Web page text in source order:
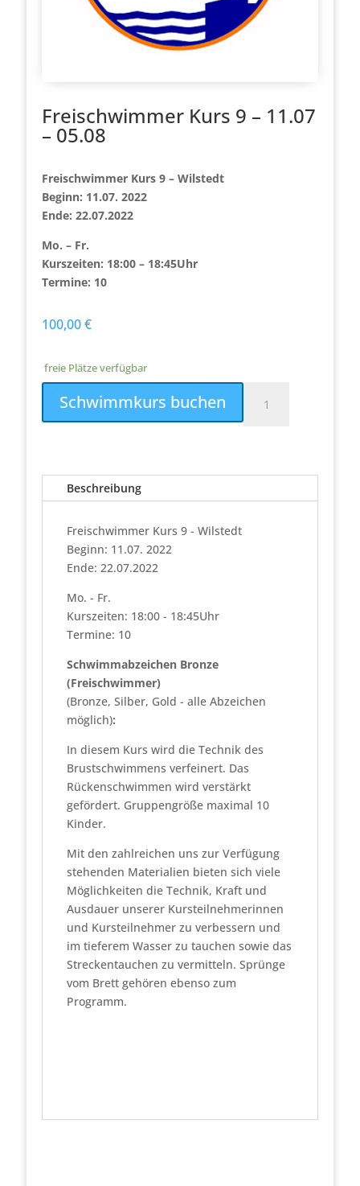
Freischwimmer Kurs 9 – 11.07
– 05.08
Freischwimmer Kurs 9 – Wilstedt
Beginn: 11.07. 2022
Ende: 22.07.2022
Mo. – Fr.
Kurszeiten: 18:00 – 18:45Uhr
Termine: 10
100,00€
freie Plätze verfügbar
Kurs
05.08
Schwimmkurs buchen
Beschreibung
Freischwimmer Kurs 9 - Wilstedt
Beginn: 11.07. 2022
Ende: 22.07.2022
Mo. - Fr.
Kurszeiten: 18:00 - 18:45Uhr
Termine: 10
Schwimmabzeichen Bronze
(Freischwimmer)
(Bronze, Silber, Gold - alle Abzeichen
möglich):
In diesem Kurs wird die Technik des
Brustschwimmens verfeinert. Das
Rückenschwimmen wird verstärkt
gefördert. Gruppengröße maximal 10
Kinder.
Mit den zahlreichen uns zur Verfügung
stehenden Materialien bieten sich viele
Möglichkeiten die Technik, Kraft und
Ausdauer unserer Kursteilnehmerinnen
und Kursteilnehmer zu verbessern und
im tieferem Wasser zu tauchen sowie das
Streckentauchen zu vermitteln. Sprünge
vom Brett gehören ebenso zum
Programm.